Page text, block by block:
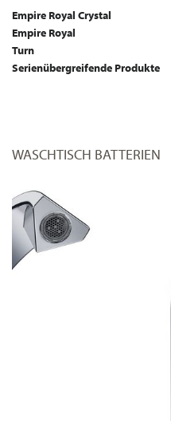
Empire Royal Crystal
Empire Royal
Turn
Serienübergreifende Produkte
WASCHTISCH BATTERIEN